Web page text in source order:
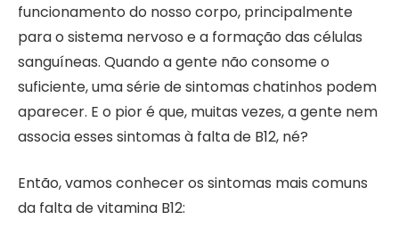
funcionamento do nosso corpo, principalmente
para o sistema nervoso e a formação das células
sanguíneas. Quando a gente não consome o
suficiente, uma série de sintomas chatinhos podem
aparecer. E o pior é que, muitas vezes, a gente nem
associa esses sintomas à falta de B12, né?
Então, vamos conhecer os sintomas mais comuns
da falta de vitamina B12: